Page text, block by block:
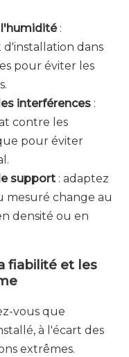
:
dans
pour éviter les
interférences :
contre les
pour éviter
support : adaptez
mesuré change au
densité ou en
fiabilité et les
vous que
à l'écart des
extrêmes.